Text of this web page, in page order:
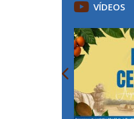
VÍDEOS